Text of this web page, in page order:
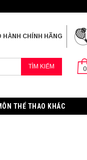
HÀNH CHÍNH HÃNG
TÌM KIẾM 0
THỂ THAO KHÁC